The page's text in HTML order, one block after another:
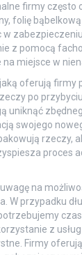
firmy często
folię
z pomocą
miejsce w
jaką oferują
po
uniknąć
swojego
rzeczy,
proces
na
W przypadku
z
Firmy